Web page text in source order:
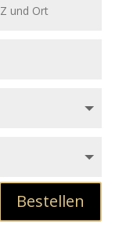
Bestellen